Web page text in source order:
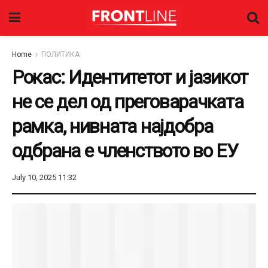
Home ПОЛИТИКА
Рокас: Идентитетот и јазикот
не се дел од преговарачката
рамка, нивната најдобра
одбрана е членството во ЕУ
July 10, 2025 11:32